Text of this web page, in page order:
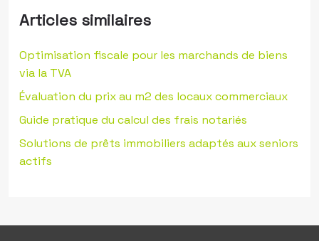
Articles similaires
Optimisation fiscale pour les marchands de biens
via la TVA
Évaluation du prix au m2 des locaux commerciaux
Guide pratique du calcul des frais notariés
Solutions de prêts immobiliers adaptés aux seniors
actifs